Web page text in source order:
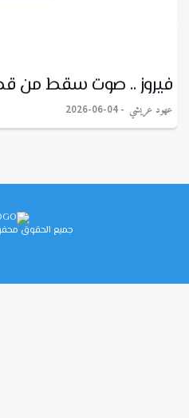
فيروز .. صوت سقط من
عهود عريشي 2026-06-04
جميع الحقوق